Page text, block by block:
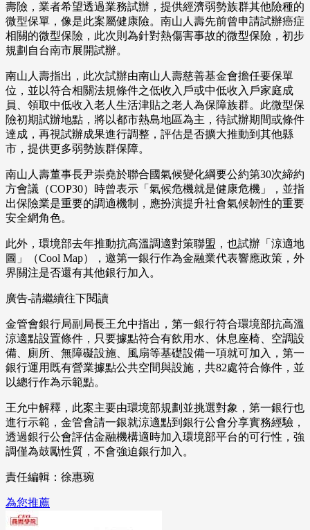
壽險，業者希望透過業務試辦，提供經濟弱勢族群其他險種的
微型保單，像是此案屬健康險。南山人壽先前曾申請試辦癌症
相關的微型保險，此次則為針對熱傷害事故的微型保險，初步
規劃自台南市展開試辦。
南山人壽指出，此次試辦由南山人壽慈善基金會擔任要保單
位，並以符合相關法規條件之低收入戶或中低收入戶家庭成
員、領取中低收入老人生活津貼之老人為保障族群。此微型保
險初期試辦地點，將以都市熱島地區為主，待試辦期間或條件
達成，再視試辦成果進行調整，評估是否擴大推動到其他縣
市，提供更多弱勢族群保障。
南山人壽董事長尹崇堯於聯合國氣候變化綱要公約第30次締約
方會議（COP30）時曾表示「氣候危機就是健康危機」，並指
出保險業是重要的調適機制，應扮演提升社會氣候韌性的重要
安全網角色。
此外，環境部去年推動抗高溫調適對策聯盟，也試辦「涼適地
圖」（Cool Map），邀第一銀行作為金融業代表響應政策，外
界關注是否還有其他銀行加入。
廣告-請繼續往下閱讀
金管會銀行局副局長王允中指出，第一銀行符合環境部抗高溫
涼適點設置條件，只要據點符合有飲用水、休息座椅、空調設
備、廁所、無障礙設施、風扇等基礎設備一項就可加入，第一
銀行運用既有營業據點公共空間與設施，共82處符合條件，並
以總行作為示範點。
王允中解釋，此案主要由環境部規劃並挑選對象，第一銀行也
進行示範，金管會請一銀就涼適點到銀行公會分享實務經驗，
透過銀行公會評估金融機構適時加入環境部平台的可行性，強
調僅為鼓勵性質，不會強迫銀行加入。
責任編輯：徐惠琬
為您推薦